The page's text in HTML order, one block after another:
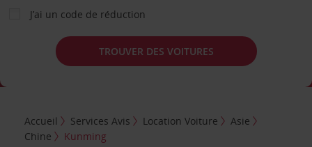
J’ai un code de réduction
TROUVER DES VOITURES
Accueil Services Avis Location Voiture
Asie
Chine
Kunming